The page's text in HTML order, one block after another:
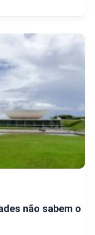
não sabem o